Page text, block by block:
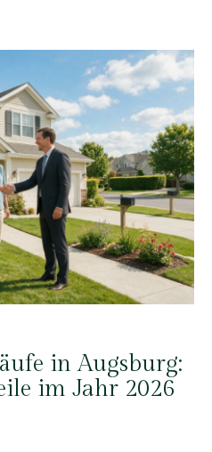
in Augsburg:
im Jahr 2026